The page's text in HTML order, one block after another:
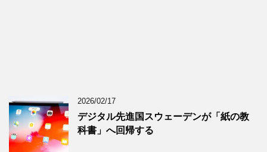
2026/02/17
デジタル先進国スウェーデンが「紙の教
科書」へ回帰する